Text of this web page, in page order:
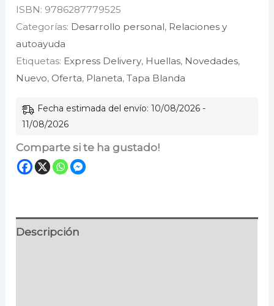
pilares
del
amor
propio
cantidad
ISBN: 9786287779525
Categorías: Desarrollo personal, Relaciones y
autoayuda
Etiquetas: Express Delivery, Huellas, Novedades,
Nuevo, Oferta, Planeta,Tapa Blanda
Fecha estimada del envío: 10/08/2026 -
11/08/2026
Comparte si te ha gustado!
Descripción